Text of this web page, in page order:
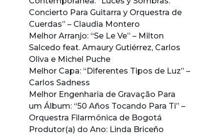
Concierto Para Guitarra y Orquestra de
Cuerdas” – Claudia Montero
Melhor Arranjo: “Se Le Ve” – Milton
Salcedo feat. Amaury Gutiérrez, Carlos
Oliva e Michel Puche
Melhor Capa: “Diferentes Tipos de Luz” –
Carlos Sadness
Melhor Engenharia de Gravação Para
um Álbum: “50 Años Tocando Para Ti” –
Orquestra Filarmônica de Bogotá
Produtor(a) do Ano: Linda Briceño